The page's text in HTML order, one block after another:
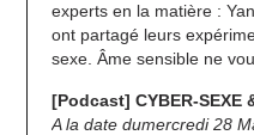
experts en la matière :
ont partagé leurs
sexe. Âme sensible ne
[Podcast] CYBER-SEXE
A la date dumercredi 28